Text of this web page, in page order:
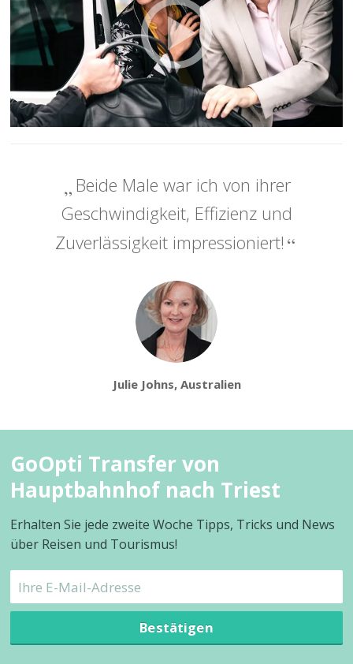
Beide Male war ich von ihrer
Geschwindigkeit, Effizienz und
Zuverlässigkeit impressioniert!
Julie Johns, Australien
GoOpti Transfer von
Hauptbahnhof nach Triest
Erhalten Sie jede zweite Woche Tipps, Tricks und News
über Reisen und Tourismus!
Bestätigen